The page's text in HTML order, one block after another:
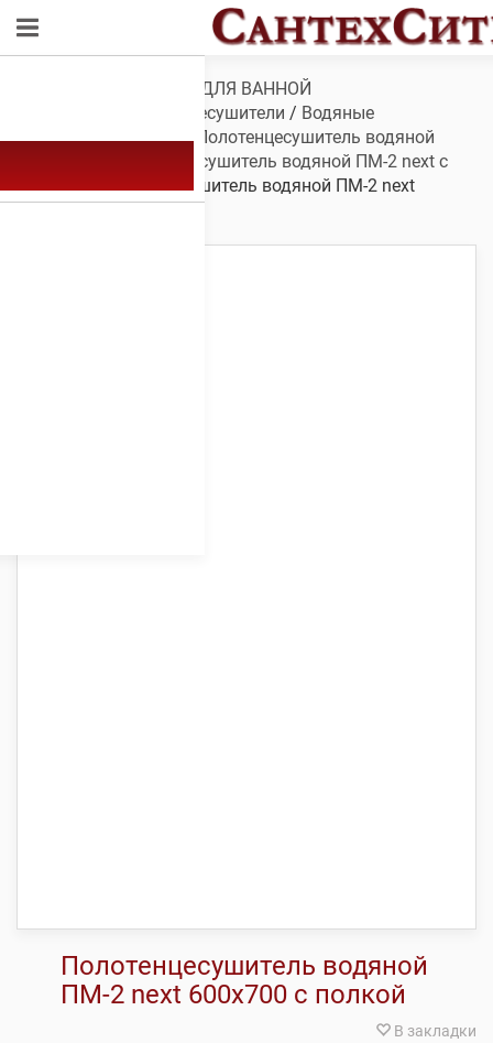
САНТЕХНИКА ДЛЯ ВАННОЙ
Полотенцесушители / Водяные
полотенцесушители/ Полотенцесушитель водяной
Полотенцесушитель водяной ПМ-2 next с
полкой/ Полотенцесушитель водяной ПM-2 next
600х700 с полкой
Полотенцесушитель водяной
ПM-2 next 600х700 с полкой
В закладки